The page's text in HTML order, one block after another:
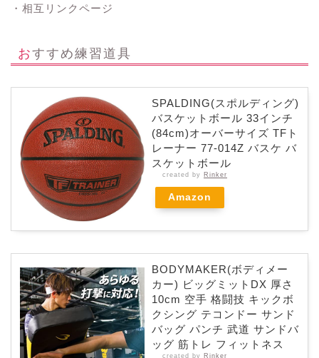
・相互リンクページ
おすすめ練習道具
SPALDING(スポルディング)
バスケットボール 33インチ
(84cm)オーバーサイズ TFト
レーナー 77-014Z バスケ バ
スケットボール
created by Rinker
Amazon
BODYMAKER(ボディメー
カー) ビッグミットDX 厚さ
10cm 空手 格闘技 キックボ
クシング テコンドー サンド
バッグ パンチ 武道 サンドバ
ッグ 筋トレ フィットネス
created by Rinker